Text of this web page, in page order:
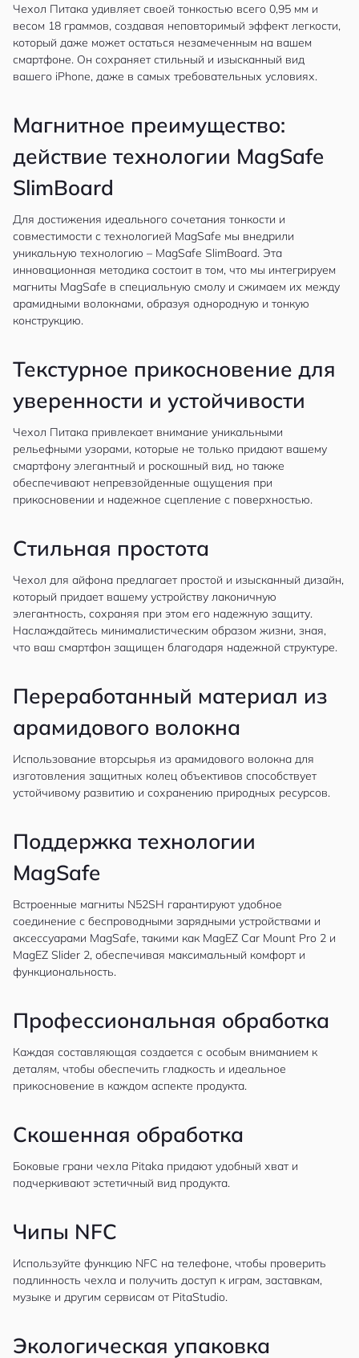
Чехол Питака удивляет своей тонкостью всего 0,95 мм и
весом 18 граммов, создавая неповторимый эффект легкости,
который даже может остаться незамеченным на вашем
смартфоне. Он сохраняет стильный и изысканный вид
вашего iPhone, даже в самых требовательных условиях.
Магнитное преимущество:
действие технологии MagSafe
SlimBoard
Для достижения идеального сочетания тонкости и
совместимости с технологией MagSafe мы внедрили
уникальную технологию – MagSafe SlimBoard. Эта
инновационная методика состоит в том, что мы интегрируем
магниты MagSafe в специальную смолу и сжимаем их между
арамидными волокнами, образуя однородную и тонкую
конструкцию.
Текстурное прикосновение для
уверенности и устойчивости
Чехол Питака привлекает внимание уникальными
рельефными узорами, которые не только придают вашему
смартфону элегантный и роскошный вид, но также
обеспечивают непревзойденные ощущения при
прикосновении и надежное сцепление с поверхностью.
Стильная простота
Чехол для айфона предлагает простой и изысканный дизайн,
который придает вашему устройству лаконичную
элегантность, сохраняя при этом его надежную защиту.
Наслаждайтесь минималистическим образом жизни, зная,
что ваш смартфон защищен благодаря надежной структуре.
Переработанный материал из
арамидового волокна
Использование вторсырья из арамидового волокна для
изготовления защитных колец объективов способствует
устойчивому развитию и сохранению природных ресурсов.
Поддержка технологии
MagSafe
Встроенные магниты N52SH гарантируют удобное
соединение с беспроводными зарядными устройствами и
аксессуарами MagSafe, такими как MagEZ Car Mount Pro 2 и
MagEZ Slider 2, обеспечивая максимальный комфорт и
функциональность.
Профессиональная обработка
Каждая составляющая создается с особым вниманием к
деталям, чтобы обеспечить гладкость и идеальное
прикосновение в каждом аспекте продукта.
Скошенная обработка
Боковые грани чехла Pitaka придают удобный хват и
подчеркивают эстетичный вид продукта.
Чипы NFC
Используйте функцию NFC на телефоне, чтобы проверить
подлинность чехла и получить доступ к играм, заставкам,
музыке и другим сервисам от PitaStudio.
Экологическая упаковка